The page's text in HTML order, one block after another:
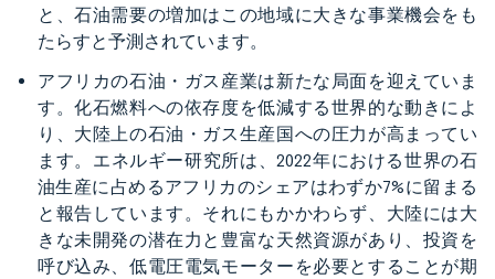
と、石油需要の増加はこの地域に大きな事業機会をも
たらすと予測されています。
アフリカの石油・ガス産業は新たな局面を迎えていま
す。化石燃料への依存度を低減する世界的な動きによ
り、大陸上の石油・ガス生産国への圧力が高まってい
ます。エネルギー研究所は、2022年における世界の石
油生産に占めるアフリカのシェアはわずか7%に留まる
と報告しています。それにもかかわらず、大陸には大
きな未開発の潜在力と豊富な天然資源があり、投資を
呼び込み、低電圧電気モーターを必要とすることが期